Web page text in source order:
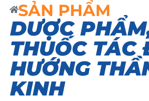
SẢN PHẨM
DƯỢC PHẨM
THUỐC TÁC
HƯỚNG
KINH